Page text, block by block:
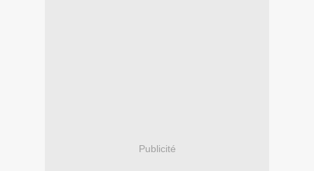
Publicité